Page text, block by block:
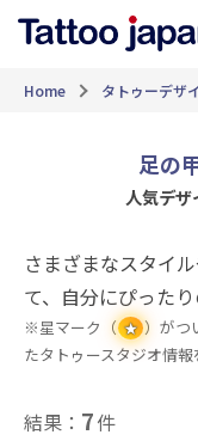
Home タトゥーデザ
足の
人気デ
さまざまなスタイ
て、自分にぴった
※星マーク（ ★ ）がつ
たタトゥースタジオ情報
結果： 7件